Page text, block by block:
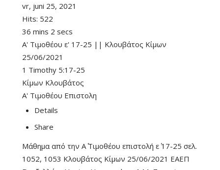
vr, juni 25, 2021
Hits: 522
36 mins 2 secs
Α' Τιμοθέου ε' 17-25 || Κλουβάτος Κίμων
25/06/2021
1 Timothy 5:17-25
Κίμων Κλουβάτος
Α' Τιμοθέου Επιστολη
Details
Share
Μάθημα από την Α΄ Τιμοθέου επιστολή ε΄ 17-25 σελ.
1052, 1053 Κλουβάτος Κίμων 25/06/2021 ΕΑΕΠ